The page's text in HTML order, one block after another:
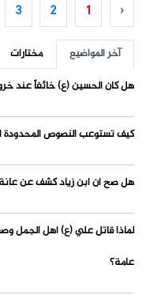
‹
1
2
3
آخر المواضيع مختارات
هل كان الحسين (ع) خائفاً عند
كيف تستوعب النصوص المحدودة
هل صح أن ابن زياد كشف عن عانة
لماذا قاتل علي (ع) أهل الجمل
عامة؟